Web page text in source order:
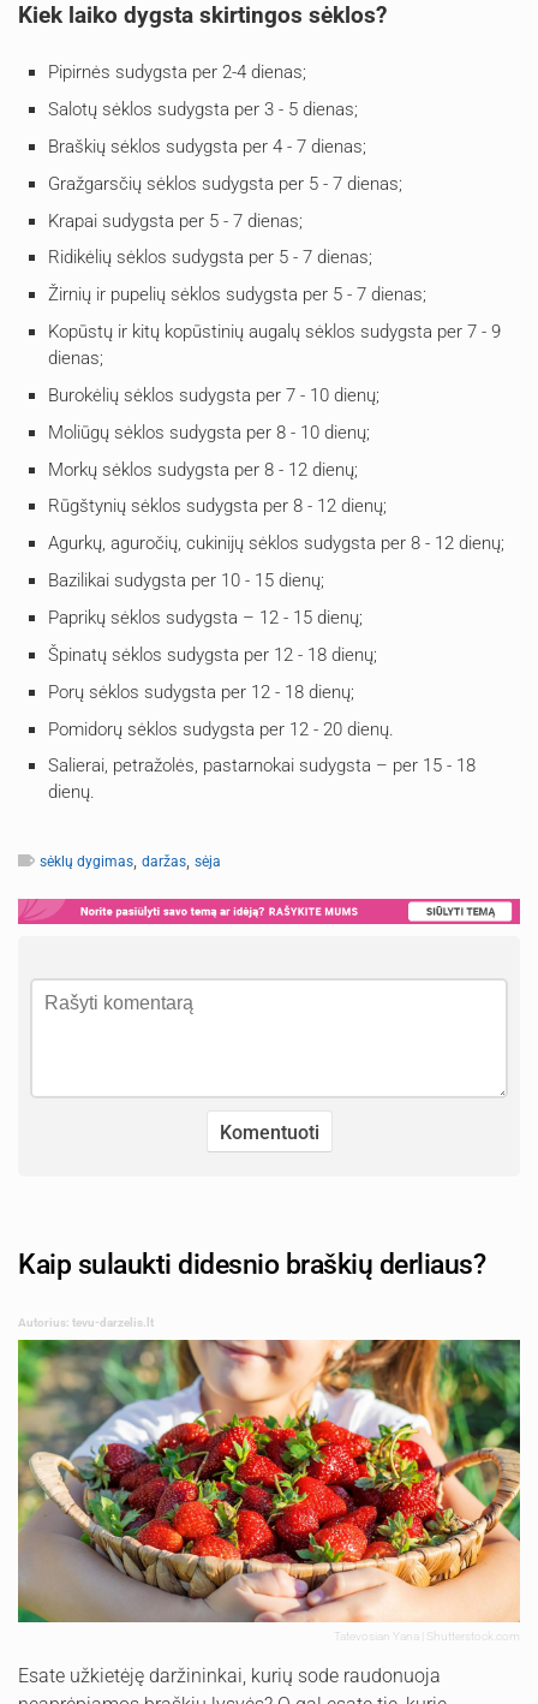
Kiek laiko dygsta skirtingos sėklos?
Pipirnės sudygsta per 2-4 dienas;
Salotų sėklos sudygsta per 3 - 5 dienas;
Braškių sėklos sudygsta per 4 - 7 dienas;
Gražgarsčių sėklos sudygsta per 5 - 7 dienas;
Krapai sudygsta per 5 - 7 dienas;
Ridikėlių sėklos sudygsta per 5 - 7 dienas;
Žirnių ir pupelių sėklos sudygsta per 5 - 7 dienas;
Kopūstų ir kitų kopūstinių augalų sėklos sudygsta per 7 - 9
dienas;
Burokėlių sėklos sudygsta per 7 - 10 dienų;
Moliūgų sėklos sudygsta per 8 - 10 dienų;
Morkų sėklos sudygsta per 8 - 12 dienų;
Rūgštynių sėklos sudygsta per 8 - 12 dienų;
Agurkų, aguročių, cukinijų sėklos sudygsta per 8 - 12 dienų;
Bazilikai sudygsta per 10 - 15 dienų;
Paprikų sėklos sudygsta – 12 - 15 dienų;
Špinatų sėklos sudygsta per 12 - 18 dienų;
Porų sėklos sudygsta per 12 - 18 dienų;
Pomidorų sėklos sudygsta per 12 - 20 dienų.
Salierai, petražolės, pastarnokai sudygsta – per 15 - 18
dienų.
sėklų dygimas, daržas, sėja
Kaip sulaukti didesnio braškių derliaus?
Autorius: tevu-darzelis.lt
Tatevosian Yana | Shutterstock.com
Esate užkietėję daržininkai, kurių sode raudonuoja